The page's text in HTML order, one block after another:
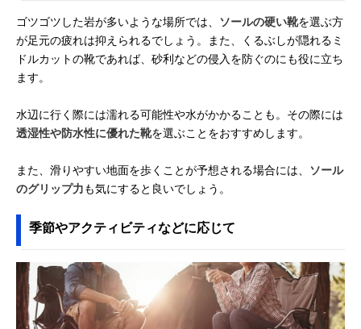
ゴツゴツした岩が多いような場所では、 ソールの硬い靴を選ぶ方
が足元の疲れは抑えられるでしょう。また、くるぶしが隠れるミ
ドルカットの靴であれば、砂利などの侵入を防ぐのにも役に立ち
ます。
水辺に行く際には濡れる可能性や水がかかることも。その際には
透湿性や防水性に優れた靴を選ぶことをおすすめします。
また、滑りやすい地面を歩くことが予想される場合には、
ソール
のグリップ力も気にすると良いでしょう。
季節やアクティビティなどに応じて